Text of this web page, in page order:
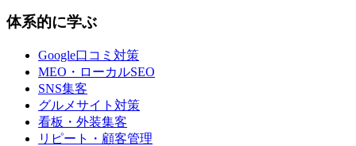
体系的に学ぶ
Google口コミ対策
MEO・ローカルSEO
SNS集客
グルメサイト対策
看板・外装集客
リピート・顧客管理